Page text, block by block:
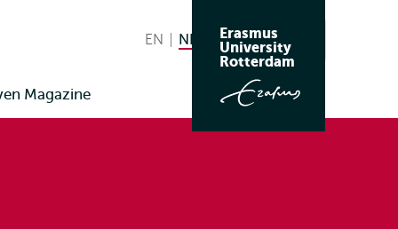
taal
EN English
NL Nederlands huidige taal
Zoeken
Erasmus
University
Rotterdam
Magazine